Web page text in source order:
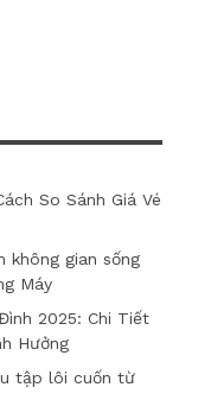
So Sánh Giá Vé
không gian sống
Máy
2025: Chi Tiết
Hưởng
tập lôi cuốn từ